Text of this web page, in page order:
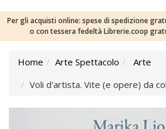
Per gli acquisti online: spese di spedizione
o con tessera fedeltà Librerie.coop
Home Arte Spettacolo
Arte
Voli d'artista. Vite (e opere) da